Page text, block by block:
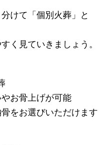
けて「個別火葬」と
く見ていきましょう。
お骨上げが可能
をお選びいただけます